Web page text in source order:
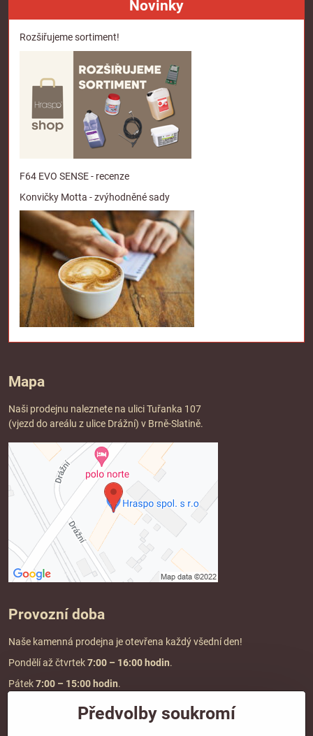
Novinky
Rozšiřujeme sortiment!
F64 EVO SENSE - recenze
Konvičky Motta - zvýhodněné sady
Mapa
Naši prodejnu naleznete na ulici Tuřanka 107
(vjezd do areálu z ulice Drážní) v Brně-Slatině.
Provozní doba
Naše kamenná prodejna je otevřena každý všední den!
Pondělí až čtvrtek7:00 – 16:00 hodin.
Pátek7:00 – 15:00 hodin.
Předvolby soukromí